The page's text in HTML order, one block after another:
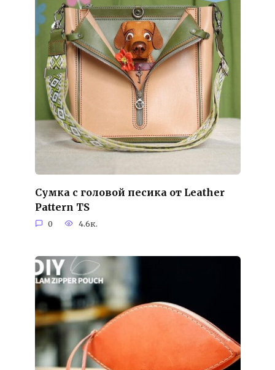
Сумка с головой песика от Leather
Pattern TS
0 4.6к.